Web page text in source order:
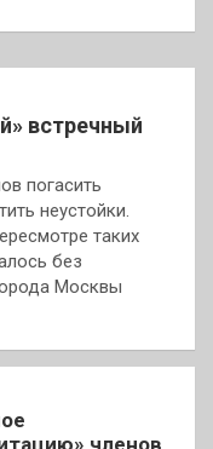
встречный
погасить
неустойки.
таких
без
Москвы
членов